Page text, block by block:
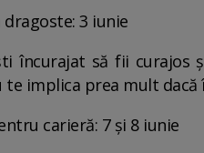
3 iunie
încurajat să fii curajos
implica prea mult dacă
carieră: 7 și 8 iunie